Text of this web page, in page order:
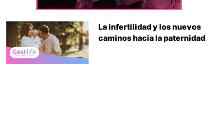
La infertilidad y los nuevos
caminos hacia la paternidad